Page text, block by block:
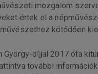
mozgalom
értek el a
kötődően
György-díjjal 2017 óta
további